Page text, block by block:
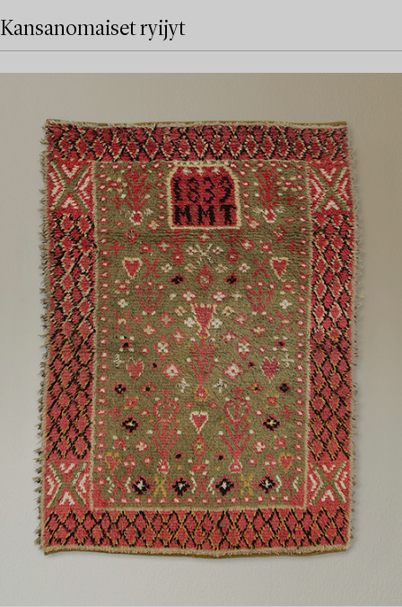
Kansanomaiset ryijyt